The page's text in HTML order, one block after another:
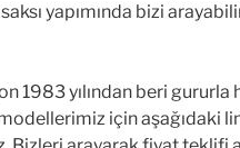
saksı yapımında bizi
1983 yılından beri gururla
için aşağıdaki